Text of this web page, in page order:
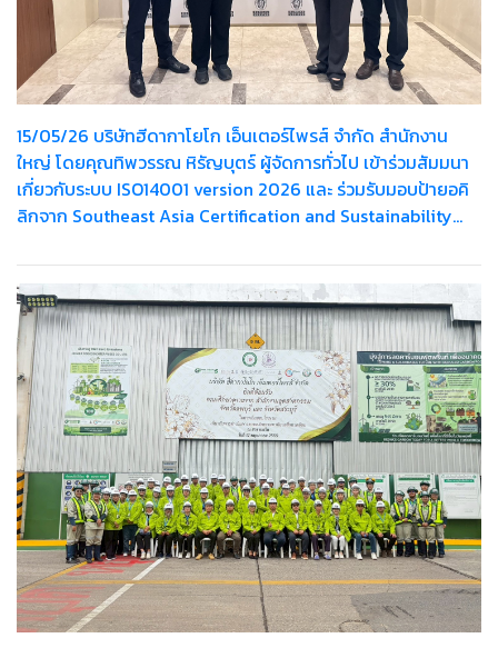
15/05/26 บริษัทฮีดากาโยโก เอ็นเตอร์ไพรส์ จำกัด สำนักงาน
ใหญ่ โดยคุณทิพวรรณ หิรัญบุตร์ ผู้จัดการทั่วไป เข้าร่วมสัมมนา
เกี่ยวกับระบบ ISO14001 version 2026 และ ร่วมรับมอบป้ายอคิ
ลิกจาก Southeast Asia Certification and Sustainability